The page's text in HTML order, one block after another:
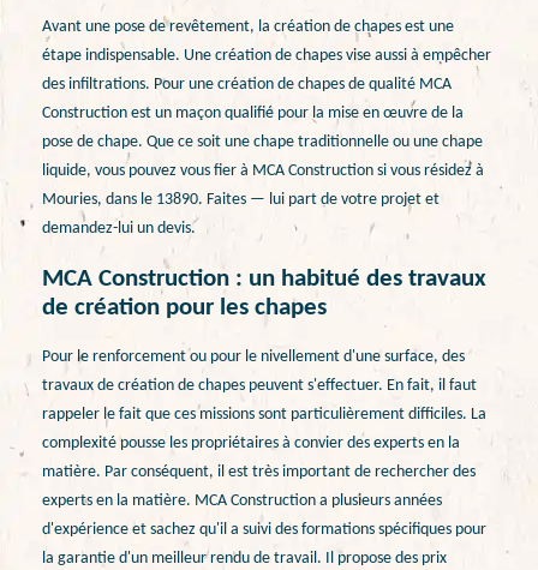
Avant une pose de revêtement, la création de chapes est une
étape indispensable. Une création de chapes vise aussi à empêcher
des infiltrations. Pour une création de chapes de qualité MCA
Construction est un maçon qualifié pour la mise en œuvre de la
pose de chape. Que ce soit une chape traditionnelle ou une chape
liquide, vous pouvez vous fier à MCA Construction si vous résidez à
Mouries, dans le 13890. Faites — lui part de votre projet et
demandez-lui un devis.
MCA Construction : un habitué des travaux
de création pour les chapes
Pour le renforcement ou pour le nivellement d'une surface, des
travaux de création de chapes peuvent s'effectuer. En fait, il faut
rappeler le fait que ces missions sont particulièrement difficiles. La
complexité pousse les propriétaires à convier des experts en la
matière. Par conséquent, il est très important de rechercher des
experts en la matière. MCA Construction a plusieurs années
d'expérience et sachez qu'il a suivi des formations spécifiques pour
la garantie d'un meilleur rendu de travail. Il propose des prix